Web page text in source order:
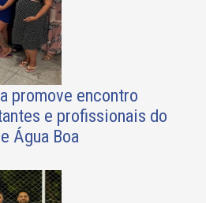
promove encontro
e profissionais do
Água Boa